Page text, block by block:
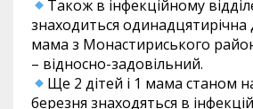
Також в інфекційному
знаходиться одинадцятирічна
мама з Монастириського
– відносно-задовільний.
Ще 2 дітей і 1 мама станом
березня знаходяться в